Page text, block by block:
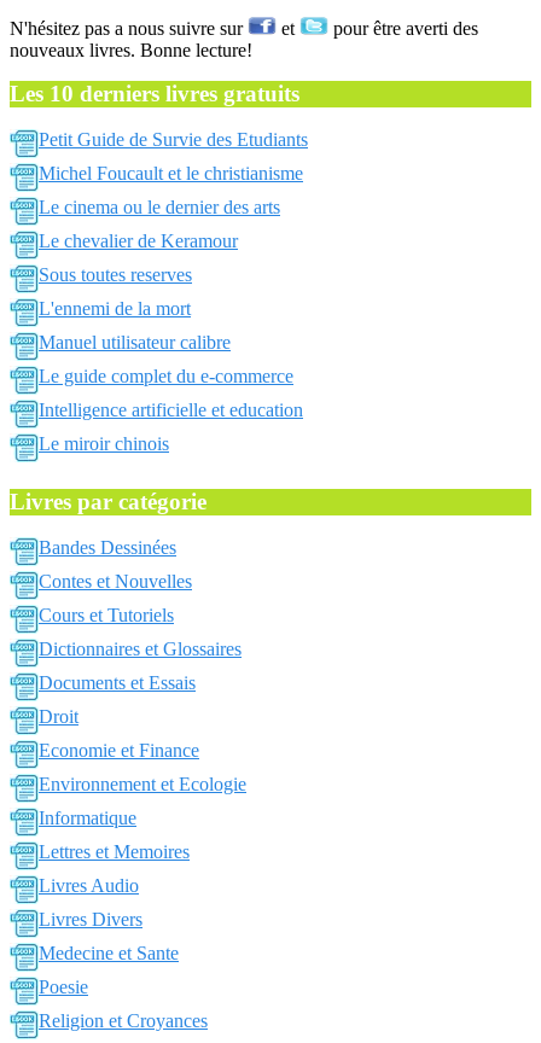
N'hésitez pas a nous suivre sur et
pour être averti des
nouveaux livres. Bonne lecture!
Les 10 derniers livres gratuits
Petit Guide de Survie des Etudiants
Michel Foucault et le christianisme
Le cinema ou le dernier des arts
Le chevalier de Keramour
Sous toutes reserves
L'ennemi de la mort
Manuel utilisateur calibre
Le guide complet du e-commerce
Intelligence artificielle et education
Le miroir chinois
Livres par catégorie
Bandes Dessinées
Contes et Nouvelles
Cours et Tutoriels
Dictionnaires et Glossaires
Documents et Essais
Droit
Economie et Finance
Environnement et Ecologie
Informatique
Lettres et Memoires
Livres Audio
Livres Divers
Medecine et Sante
Poesie
Religion et Croyances